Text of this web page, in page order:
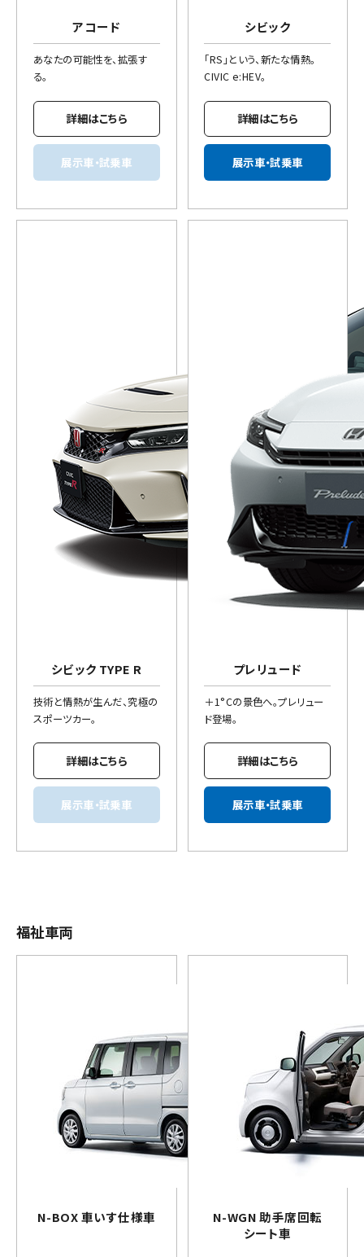
アコード
あなたの可能性を、拡張す
る。
詳細はこちら
展示車・試乗車
シビック
「RS」という、新たな情熱。
CIVIC e:HEV。
詳細はこちら
展示車・試乗車
シビック TYPE R
技術と情熱が生んだ、究極の
スポーツカー。
詳細はこちら
展示車・試乗車
プレリュード
＋1°Cの景色へ。プレリュー
ド登場。
詳細はこちら
展示車・試乗車
福祉車両
N-BOX車いす仕様車
N-WGN 助手席回転
シート車